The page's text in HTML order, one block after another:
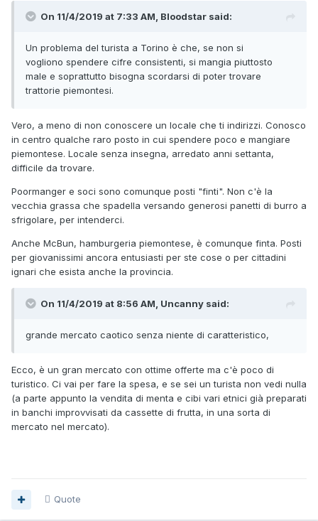
On 11/4/2019 at 7:33 AM, Bloodstar said:
Un problema del turista a Torino è che, se non si
vogliono spendere cifre consistenti, si mangia piuttosto
male e soprattutto bisogna scordarsi di poter trovare
trattorie piemontesi.
Vero, a meno di non conoscere un locale che ti indirizzi. Conosco
in centro qualche raro posto in cui spendere poco e mangiare
piemontese. Locale senza insegna, arredato anni settanta,
difficile da trovare.
Poormanger e soci sono comunque posti "finti". Non c'è la
vecchia grassa che spadella versando generosi panetti di burro a
sfrigolare, per intenderci.
Anche McBun, hamburgeria piemontese, è comunque finta. Posti
per giovanissimi ancora entusiasti per ste cose o per cittadini
ignari che esista anche la provincia.
On 11/4/2019 at 8:56 AM, Uncanny said:
grande mercato caotico senza niente di caratteristico,
Ecco, è un gran mercato con ottime offerte ma c'è poco di
turistico. Ci vai per fare la spesa, e se sei un turista non vedi nulla
(a parte appunto la vendita di menta e cibi vari etnici già preparati
in banchi improvvisati da cassette di frutta, in una sorta di
mercato nel mercato).
Quote